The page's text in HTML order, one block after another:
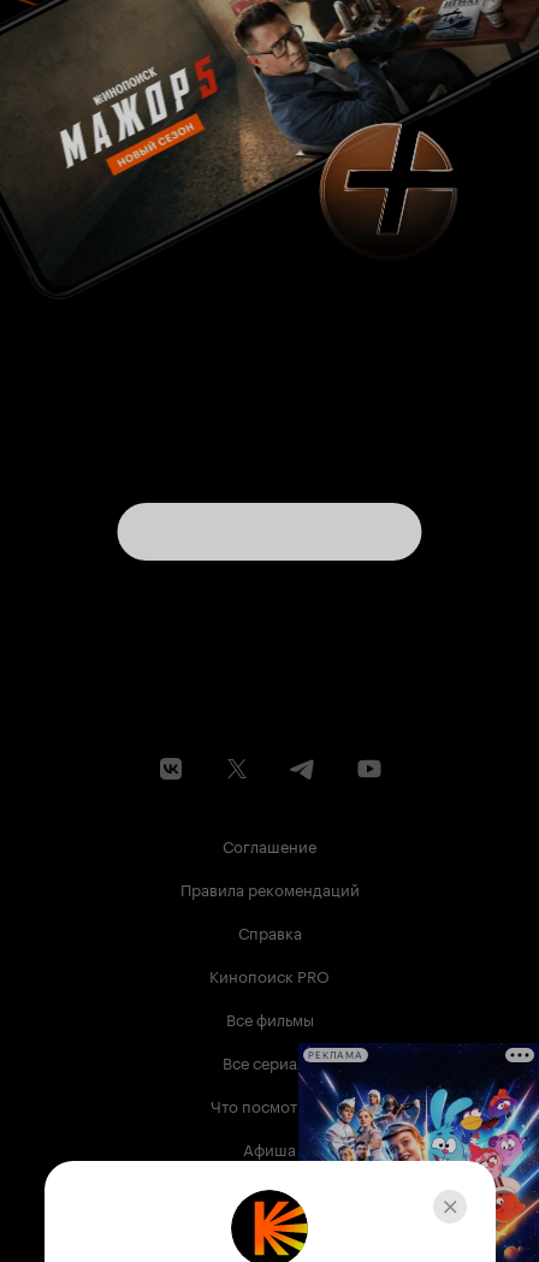
Соглашение
Правила рекомендаций
Справка
Кинопоиск PRO
Все фильмы
Все сериалы
Что посмотреть
Афиша
Музыка
Телепрограмма
РЕКЛАМА